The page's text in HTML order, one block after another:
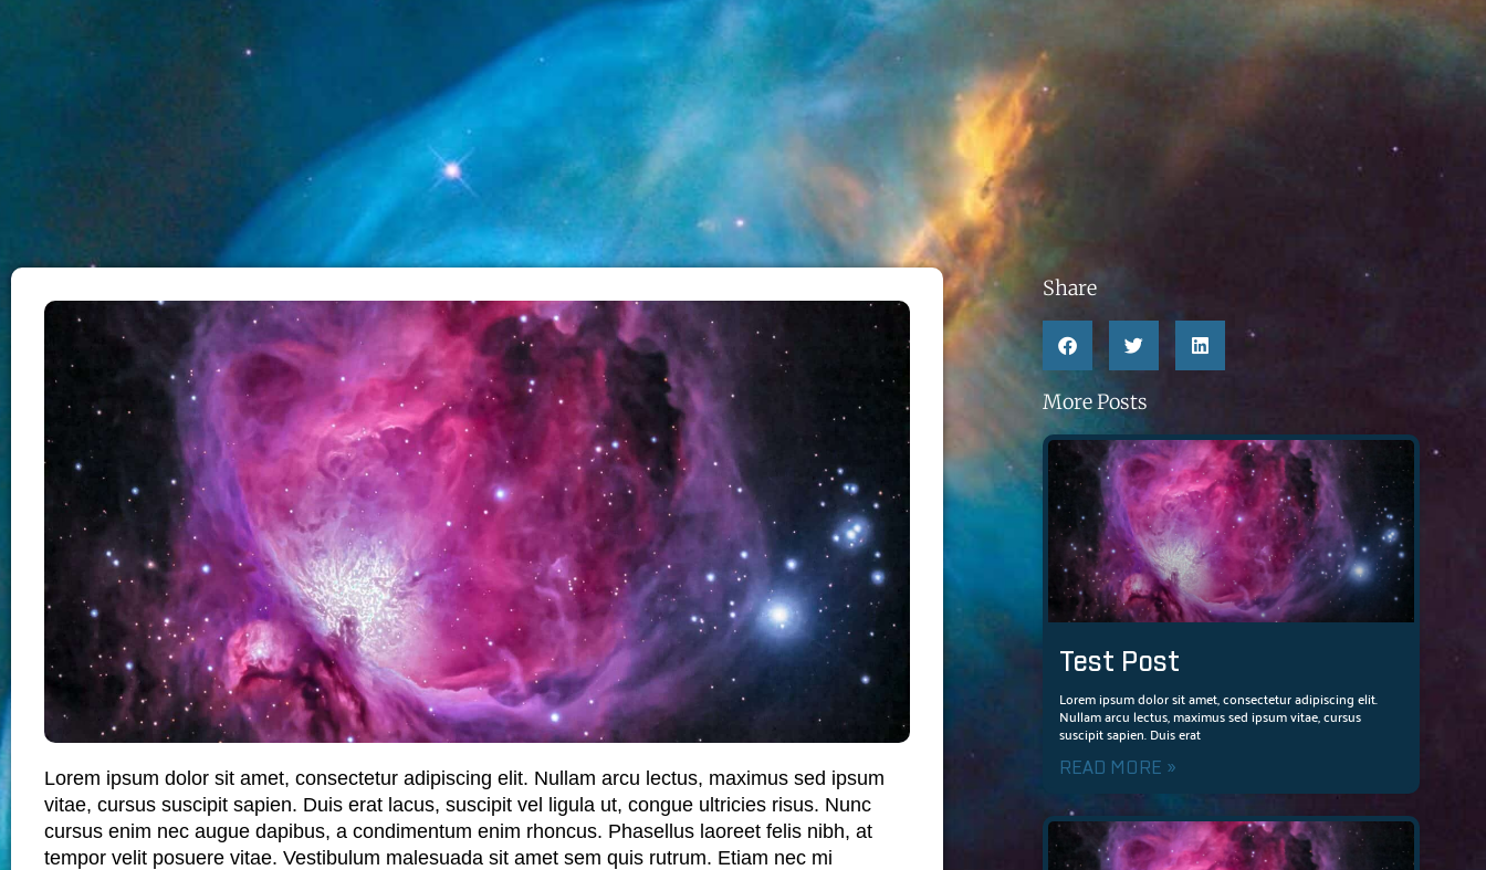
Lorem ipsum dolor sit amet, consectetur adipiscing elit. Nullam arcu lectus, maximus sed ipsum
vitae, cursus suscipit sapien. Duis erat lacus, suscipit vel ligula ut, congue ultricies risus. Nunc
cursus enim nec augue dapibus, a condimentum enim rhoncus. Phasellus laoreet felis nibh, at
tempor velit posuere vitae. Vestibulum malesuada sit amet sem quis rutrum. Etiam nec mi
Share
More Posts
Test Post
Lorem ipsum dolor sit amet, consectetur adipiscing elit.
Nullam arcu lectus, maximus sed ipsum vitae, cursus
suscipit sapien. Duis erat
READ MORE »